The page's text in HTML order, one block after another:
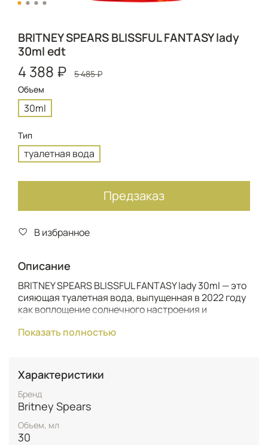
BRITNEY SPEARS BLISSFUL FANTASY lady
30ml edt
4 388 ₽
5 485 ₽
Объем
30ml
Тип
туалетная вода
Предзаказ
В избранное
Описание
BRITNEY SPEARS BLISSFUL FANTASY lady 30ml — это
сияющая туалетная вода, выпущенная в 2022 году
как воплощение солнечного настроения и
цветочные фруктовые и приглашает в настоящий
Clavien), эта композиция стала ярким
дополнением легендарной коллекции Fantasy.
Дизайн флакона в теплых желто-оранжевых тонах
с кристаллами подчеркивает жизнерадостный
характер парфюма, делая его идеальным
аксессуаром для современной женщины,
стремящейся к гармонии и счастью.
Показать полностью
Характеристики
Бренд
Britney Spears
Объем, мл
30